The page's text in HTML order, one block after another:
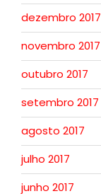
dezembro 2017
novembro 2017
outubro 2017
setembro 2017
agosto 2017
julho 2017
junho 2017